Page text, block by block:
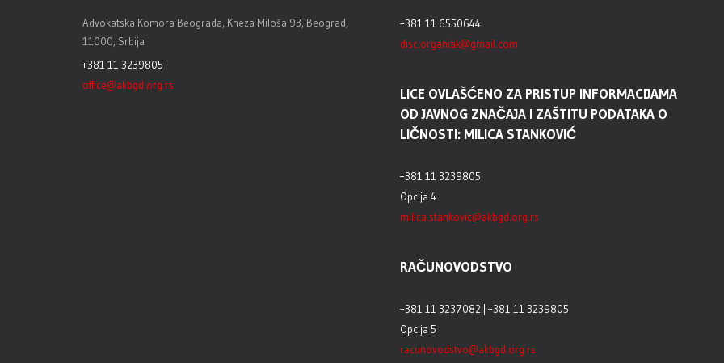
Advokatska Komora Beograda, Kneza Miloša 93, Beograd,
11000, Srbija
+381 11 3239805
office@akbgd.org.rs
+381 11 6550644
disc.organiak@gmail.com
LICE OVLAŠĆENO ZA PRISTUP INFORMACIJAMA
OD JAVNOG ZNAČAJA I ZAŠTITU PODATAKA O
LIČNOSTI: MILICA STANKOVIĆ
+381 11 3239805
Opcija 4
milica.stankovic@akbgd.org.rs
RAČUNOVODSTVO
+381 11 3237082 | +381 11 3239805
Opcija 5
racunovodstvo@akbgd.org.rs